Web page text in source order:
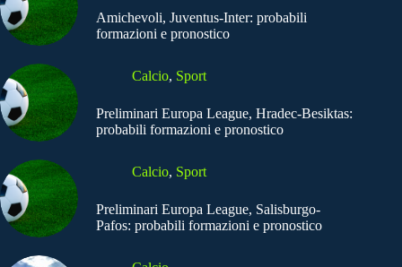
Amichevoli, Juventus-Inter: probabili
formazioni e pronostico
Calcio, Sport
Preliminari Europa League, Hradec-Besiktas:
probabili formazioni e pronostico
Calcio, Sport
Preliminari Europa League, Salisburgo-
Pafos: probabili formazioni e pronostico